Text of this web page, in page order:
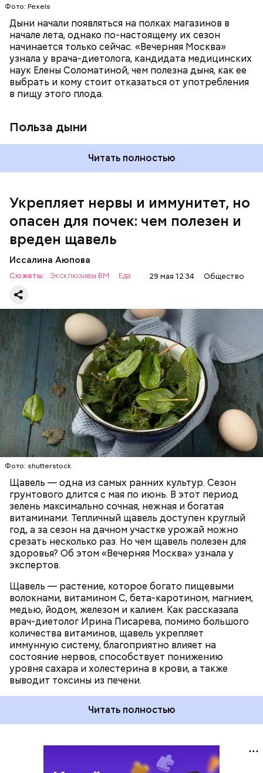
Фото: Pexels
Дыни начали появляться на полках магазинов в
начале лета, однако по-настоящему их сезон
начинается только сейчас. «Вечерняя Москва»
узнала у врача-диетолога, кандидата медицинских
наук Елены Соломатиной, чем полезна дыня, как ее
выбрать и кому стоит отказаться от употребления
в пищу этого плода.
Польза дыни
поддерживает сердечно-сосудистую
систему и предотвращает скачки давления;
магний — помогает калию и не дает сосудам
спазмироваться.
Читать полностью
Укрепляет нервы и иммунитет, но
опасен для почек: чем полезен и
вреден щавель
Иссалина Аюпова
Сюжеты: Эксклюзивы ВМ Еда 29 мая 12:34 Общество
Фото: shutterstock
Щавель — одна из самых ранних культур. Сезон
грунтового длится с мая по июнь. В этот период
зелень максимально сочная, нежная и богатая
витаминами. Тепличный щавель доступен круглый
год, а за сезон на дачном участке урожай можно
срезать несколько раз. Но чем щавель полезен для
здоровья? Об этом «Вечерняя Москва» узнала у
экспертов.
Щавель — растение, которое богато пищевыми
волокнами, витамином С, бета-каротином, магнием,
медью, йодом, железом и калием. Как рассказала
врач-диетолог Ирина Писарева, помимо большого
количества витаминов, щавель укрепляет
иммунную систему, благоприятно влияет на
состояние нервов, способствует понижению
уровня сахара и холестерина в крови, а также
выводит токсины из печени.
Опасность же щавеля состоит в том, что он
содержит большое количество щавелевой кислоты,
которая может способствовать образованию
— Если человек уже болеет мочекаменной
болезнью, щавель ему не рекомендуется. При
артрите, гастрите, холецистите, синдроме
раздраженного кишечника, язвах и панкреатите
продукт тоже лучше исключить из рациона, —
предупредила врач. — Он может привести к
повышению кислотности желудка и раздражать
слизистые оболочки.
По мнению специалиста, здоровому человеку
достаточно включать щавель в рацион несколько
раз в месяц. В небольших количествах в свежем
Читать полностью
ЗДОРОВЬЕ ВРАЧИ
РАСТЕНИЯ
ПРОДУКТЫ